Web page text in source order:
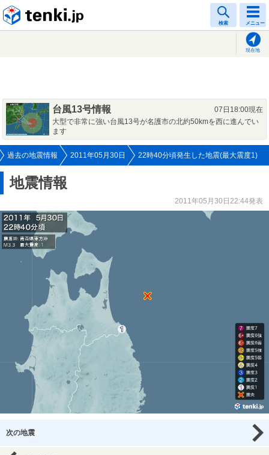
検索 メニュー
現在地
台風13号情報
07日18:00現在
大型で非常に強い台風13号が名護市の北約50kmを西に進んでい
ます
過去の地震情報 2011年05月30日 22時40分頃発生した地震(最大震度1)
地震情報
2011年05月30日22:44発表
次の地震